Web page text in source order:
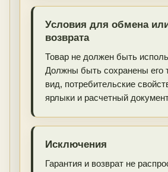
Условия для обмена
возврата
Товар не должен быть
Должны быть сохранены его
вид, потребительские
ярлыки и расчетный
Исключения
Гарантия и возврат не